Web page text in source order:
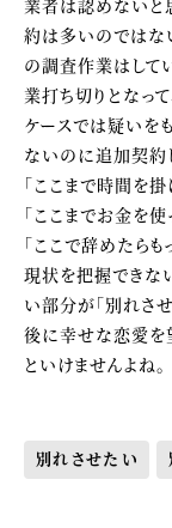
業者は認めないと
約は多いのではな
の調査作業はして
業打ち切りとなっ
ケースでは疑いを
ないのに追加契約
「ここまで時間を掛
「ここまでお金を使
「ここで辞めたら
現状を把握できな
い部分が「別れさ
後に幸せな恋愛を
といけませんよね。
別れさせたい